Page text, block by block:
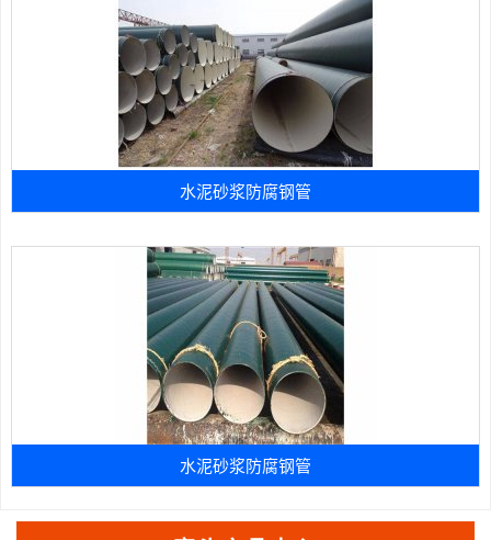
水泥砂浆防腐钢管
水泥砂浆防腐钢管